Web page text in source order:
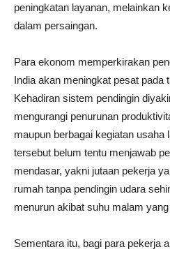
peningkatan layanan, melainkan
dalam persaingan.
Para ekonom memperkirakan
India akan meningkat pesat pada
Kehadiran sistem pendingin
mengurangi penurunan
maupun berbagai kegiatan usaha
tersebut belum tentu menjawab
mendasar, yakni jutaan pekerja
rumah tanpa pendingin udara
menurun akibat suhu malam
Sementara itu, bagi para pekerja